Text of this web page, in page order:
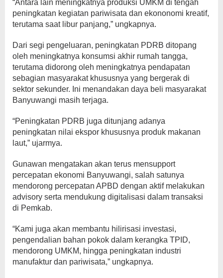
“Antara lain meningkatnya produksi UMKM di tengah
peningkatan kegiatan pariwisata dan ekononomi kreatif,
terutama saat libur panjang,” ungkapnya.
Dari segi pengeluaran, peningkatan PDRB ditopang
oleh meningkatnya konsumsi akhir rumah tangga,
terutama didorong oleh meningkatnya pendapatan
sebagian masyarakat khususnya yang bergerak di
sektor sekunder. Ini menandakan daya beli masyarakat
Banyuwangi masih terjaga.
“Peningkatan PDRB juga ditunjang adanya
peningkatan nilai ekspor khususnya produk makanan
laut,” ujarmya.
Gunawan mengatakan akan terus mensupport
percepatan ekonomi Banyuwangi, salah satunya
mendorong percepatan APBD dengan aktif melakukan
advisory serta mendukung digitalisasi dalam transaksi
di Pemkab.
“Kami juga akan membantu hilirisasi investasi,
pengendalian bahan pokok dalam kerangka TPID,
mendorong UMKM, hingga peningkatan industri
manufaktur dan pariwisata,” ungkapnya.